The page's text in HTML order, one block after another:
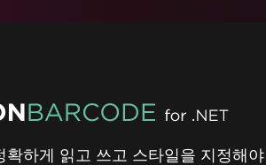
확하게 읽고 쓰고 스타일을 지정해야